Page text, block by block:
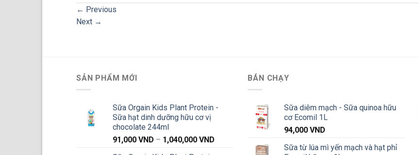
← Previous
Next →
SẢN PHẨM MỚI
Sữa Orgain Kids Plant Protein -
Sữa hạt dinh dưỡng hữu cơ vị
chocolate 244ml
91,000 VND – 1,040,000 VND
BÁN CHẠY
Sữa diêm mạch - Sữa quinoa hữu
cơ Ecomil 1L
94,000VND
Sữa từ lúa mì yến mạch và hạt phỉ